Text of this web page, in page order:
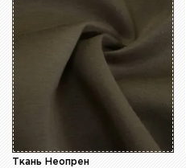
Ткань Неопрен